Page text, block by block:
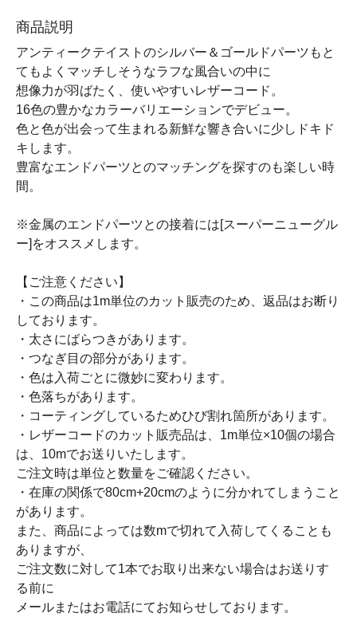
商品説明
アンティークテイストのシルバー＆ゴールドパーツもと
てもよくマッチしそうなラフな風合いの中に
想像力が羽ばたく、使いやすいレザーコード。
16色の豊かなカラーバリエーションでデビュー。
色と色が出会って生まれる新鮮な響き合いに少しドキド
キします。
豊富なエンドパーツとのマッチングを探すのも楽しい時
間。
※金属のエンドパーツとの接着には[スーパーニューグル
ー]をオススメします。
【ご注意ください】
・この商品は1m単位のカット販売のため、返品はお断り
しております。
・太さにばらつきがあります。
・つなぎ目の部分があります。
・色は入荷ごとに微妙に変わります。
・色落ちがあります。
・コーティングしているためひび割れ箇所があります。
・レザーコードのカット販売品は、1m単位×10個の場合
は、10mでお送りいたします。
ご注文時は単位と数量をご確認ください。
・在庫の関係で80cm+20cmのように分かれてしまうこと
があります。
また、商品によっては数mで切れて入荷してくることも
ありますが、
ご注文数に対して1本でお取り出来ない場合はお送りす
る前に
メールまたはお電話にてお知らせしております。